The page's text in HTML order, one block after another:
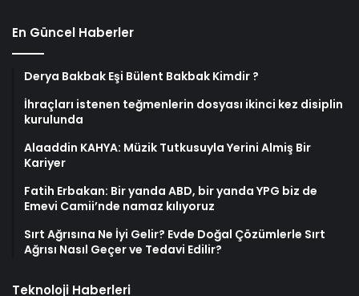
En Güncel Haberler
Derya Bakbak Eşi Bülent Bakbak Kimdir ?
İhraçları istenen teğmenlerin dosyası ikinci kez disiplin
kurulunda
Alaaddin KAHYA: Müzik Tutkusuyla Yerini Almiş Bir
Kariyer
Fatih Erbakan: Bir yanda ABD, bir yanda YPG biz de
Emevi Camii’nde namaz kılıyoruz
Sırt Ağrısına Ne İyi Gelir? Evde Doğal Çözümlerle Sırt
Ağrısı Nasıl Geçer ve Tedavi Edilir?
Teknoloji Haberleri